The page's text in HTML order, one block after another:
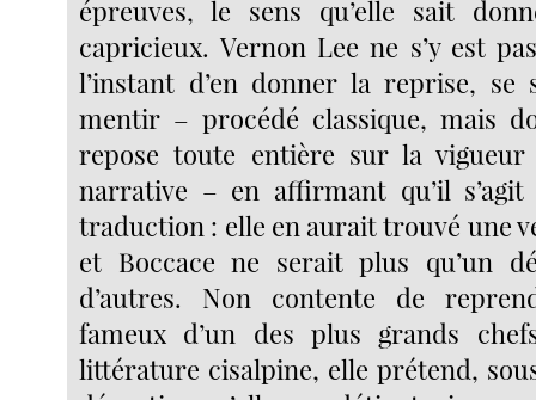
épreuves, le sens qu’elle sait
capricieux. Vernon Lee ne s’y est
l’instant d’en donner la reprise, se
mentir – procédé classique, mais
repose toute entière sur la
narrative – en affirmant qu’il s’agit
traduction : elle en aurait trouvé une
et Boccace ne serait plus qu’un
d’autres. Non contente de
fameux d’un des plus grands
littérature cisalpine, elle prétend,